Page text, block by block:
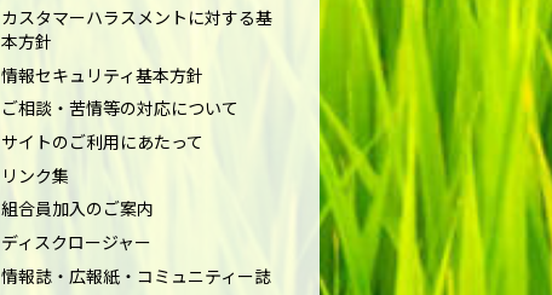
カスタマーハラスメントに対する基
本方針
情報セキュリティ基本方針
ご相談・苦情等の対応について
サイトのご利用にあたって
リンク集
組合員加入のご案内
ディスクロージャー
情報誌・広報紙・コミュニティー誌